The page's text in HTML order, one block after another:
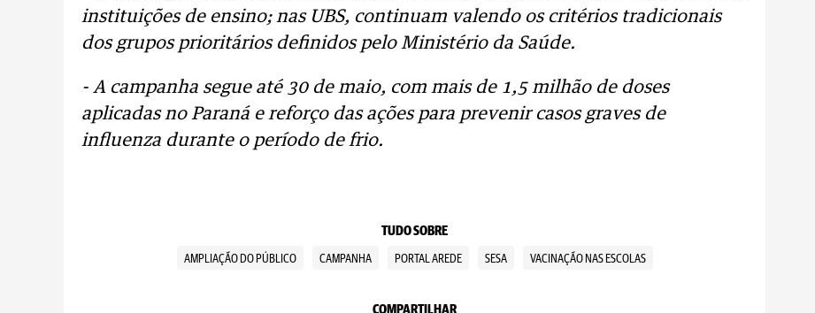
instituições de ensino; nas UBS, continuam valendo os critérios tradicionais
dos grupos prioritários definidos pelo Ministério da Saúde.
- A campanha segue até 30 de maio, com mais de 1,5 milhão de doses
aplicadas no Paraná e reforço das ações para prevenir casos graves de
influenza durante o período de frio.
TUDO SOBRE
AMPLIAÇÃO DO PÚBLICO CAMPANHA PORTAL AREDE SESA VACINAÇÃO NAS ESCOLAS
COMPARTILHAR